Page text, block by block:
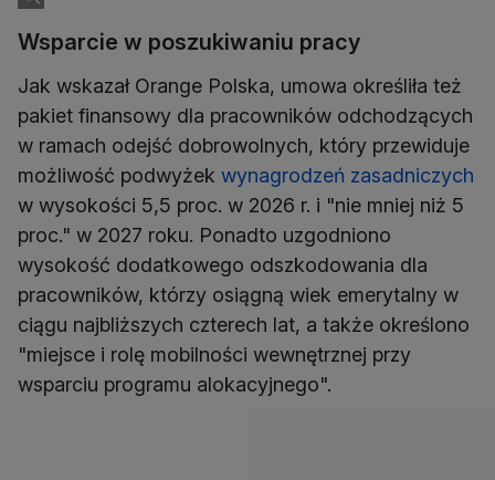
Wsparcie w poszukiwaniu pracy
Jak wskazał Orange Polska, umowa określiła też
pakiet finansowy dla pracowników odchodzących
w ramach odejść dobrowolnych, który przewiduje
możliwość podwyżek wynagrodzeń zasadniczych
w wysokości 5,5 proc. w 2026 r. i "nie mniej niż 5
proc." w 2027 roku. Ponadto uzgodniono
wysokość dodatkowego odszkodowania dla
pracowników, którzy osiągną wiek emerytalny w
ciągu najbliższych czterech lat, a także określono
"miejsce i rolę mobilności wewnętrznej przy
wsparciu programu alokacyjnego".